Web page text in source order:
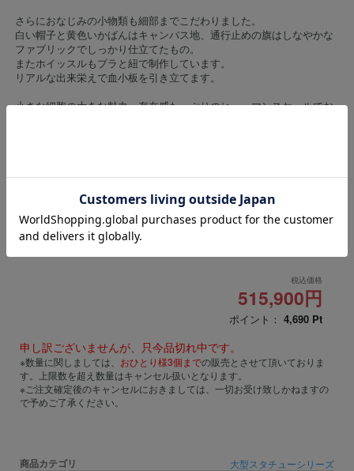
さらにおなじみの小物類も細部までこだわりました。
白い帽子と黄色いかばんはキャンバス地、通行止めの旗はしなやかな
ファブリックでしっかり仕立てたもの。
またホイッスルもプラと紐で制作しています。
リアルな出来栄えで血小板を引き立てます。
小さな細胞の大きな魅力、存在感たっぷりのヒューマンスケールでお
予約終了
予約開始
2025/10/28 15:00
税込価格
515,900円
ポイント： 4,690 Pt
申し訳ございませんが、只今品切れ中です。
※数量に関しましては、 おひとり様3個までの販売とさせて頂いておりま
す。上限数を超え数量はキャンセル扱いとなります。
※ご注文確定後のキャンセルにおきましては、一切お受け致しかねますの
で予めご了承ください。
商品カテゴリ 大型スタチューシリーズ